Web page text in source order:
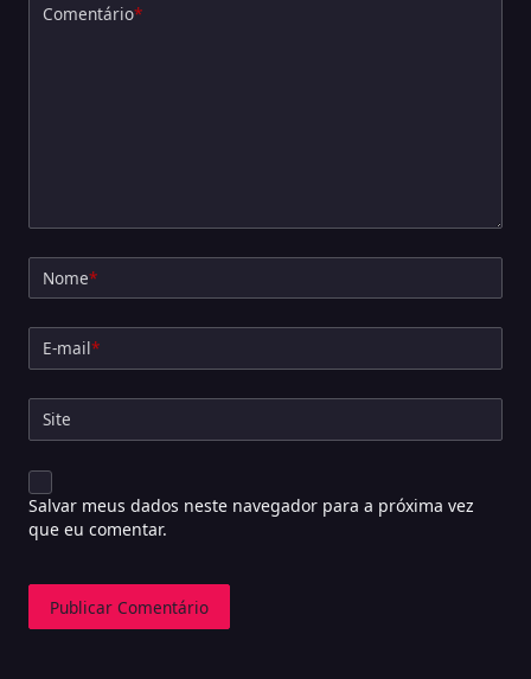
Comentário*
Nome*
E-mail*
Site
Salvar meus dados neste navegador para a próxima vez
que eu comentar.